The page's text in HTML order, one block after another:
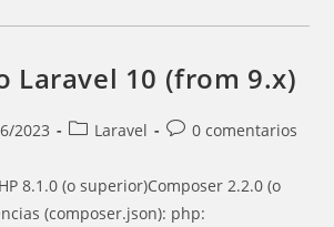
Laravel 10 (from 9.x)
2023
Categoría
entrada:
Laravel
Comentarios
entrada:
0 comentarios
8.1.0 (o superior)Composer 2.2.0 (o
(composer.json): php: